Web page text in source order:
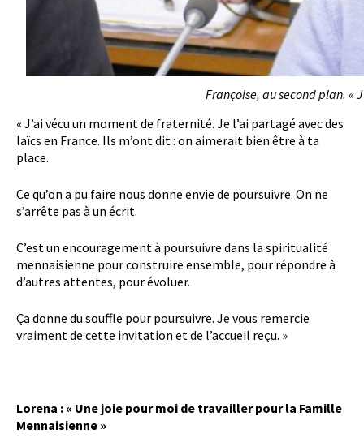
Françoise, au second plan. «
« J’ai vécu un moment de fraternité. Je l’ai partagé avec des
laïcs en France. Ils m’ont dit : on aimerait bien être à ta
place.
Ce qu’on a pu faire nous donne envie de poursuivre. On ne
s’arrête pas à un écrit.
C’est un encouragement à poursuivre dans la spiritualité
mennaisienne pour construire ensemble, pour répondre à
d’autres attentes, pour évoluer.
Ça donne du souffle pour poursuivre. Je vous remercie
vraiment de cette invitation et de l’accueil reçu. »
Lorena : « Une joie pour moi de travailler pour la Famille
Mennaisienne »